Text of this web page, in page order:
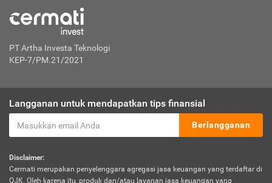
PT Artha Investa Teknologi
KEP-7/PM.21/2021
Langganan untuk mendapatkan tips finansial
Berlangganan
Disclaimer:
Cermati merupakan penyelenggara agregasi jasa keuangan yang terdaftar di
OJK. Oleh karena itu, produk dan/atau layanan jasa keuangan yang